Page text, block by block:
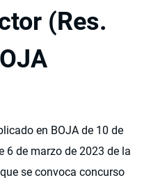
(Res.
en BOJA de 10 de
6 de marzo de 2023 de la
se convoca concurso